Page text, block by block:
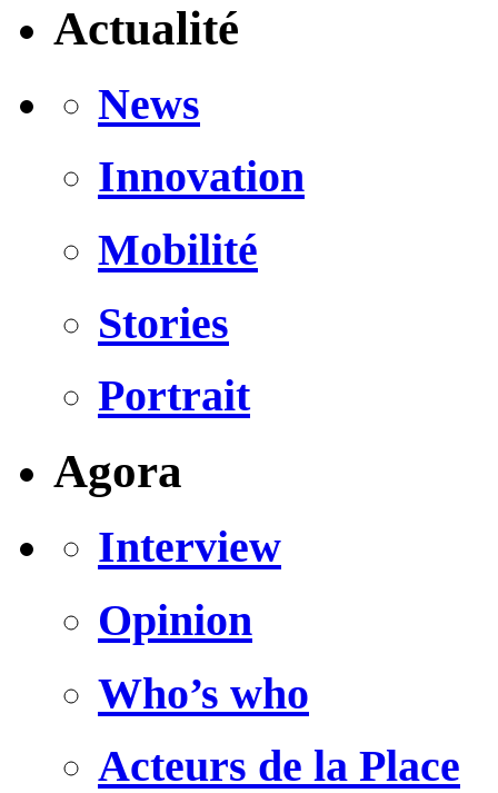
Actualité
News
Innovation
Mobilité
Stories
Portrait
Agora
Interview
Opinion
Who’s who
Acteurs de la Place